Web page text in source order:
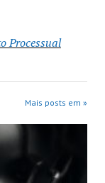
Processual
Mais posts em »